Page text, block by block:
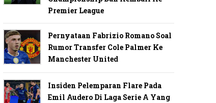
Premier League
Pernyataan Fabrizio Romano Soal
Rumor Transfer Cole Palmer Ke
Manchester United
Insiden Pelemparan Flare Pada
Emil Audero Di Laga Serie A Yang